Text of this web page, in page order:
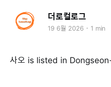
더로컬로그
19 6월 2026 1 min
사오 is listed in